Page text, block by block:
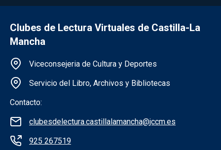
Clubes de Lectura Virtuales de Castilla-La
Mancha
Información de la institución
Viceconsejeria de Cultura y Deportes
Servicio del Libro, Archivos y Bibliotecas
Contacto:
clubesdelectura.castillalamancha@jccm.es
925 267519